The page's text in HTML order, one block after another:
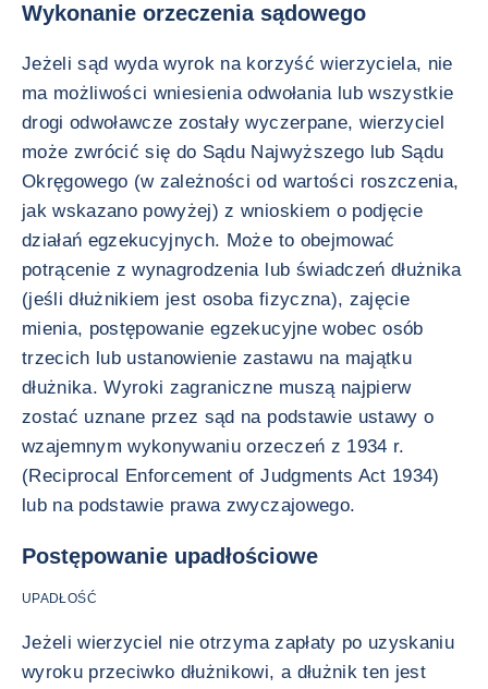
Wykonanie orzeczenia sądowego
Jeżeli sąd wyda wyrok na korzyść wierzyciela, nie
ma możliwości wniesienia odwołania lub wszystkie
drogi odwoławcze zostały wyczerpane, wierzyciel
może zwrócić się do Sądu Najwyższego lub Sądu
Okręgowego (w zależności od wartości roszczenia,
jak wskazano powyżej) z wnioskiem o podjęcie
działań egzekucyjnych. Może to obejmować
potrącenie z wynagrodzenia lub świadczeń dłużnika
(jeśli dłużnikiem jest osoba fizyczna), zajęcie
mienia, postępowanie egzekucyjne wobec osób
trzecich lub ustanowienie zastawu na majątku
dłużnika. Wyroki zagraniczne muszą najpierw
zostać uznane przez sąd na podstawie ustawy o
wzajemnym wykonywaniu orzeczeń z 1934 r.
(Reciprocal Enforcement of Judgments Act 1934)
lub na podstawie prawa zwyczajowego.
Postępowanie upadłościowe
UPADŁOŚĆ
Jeżeli wierzyciel nie otrzyma zapłaty po uzyskaniu
wyroku przeciwko dłużnikowi, a dłużnik ten jest